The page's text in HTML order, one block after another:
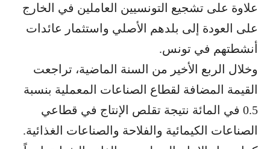
علاوة على تشجيع التونسيين العاملين في الخارج
على العودة إلى بلدهم الأصلي واستثمار عائدات
أنشطتهم في تونس.
وخلال الربع الأخير من السنة الماضية، تراجعت
القيمة المضافة لقطاع الصناعات المعملية بنسبة
0.5 في المائة نتيجة تقلص الإنتاج في قطاعي
الصناعات الكيمائية والفلاحة والصناعات الغذائية.